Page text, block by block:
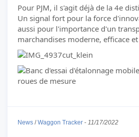
Pour PJM, il s'agit déjà de la 4e
Un signal fort pour la force
aussi pour l'importance d'un
marchandises moderne, efficace
News /Waggon Tracker - 11/17/2022